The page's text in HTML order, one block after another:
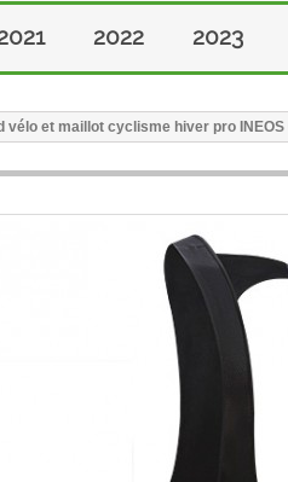
2022 2023
vélo et maillot cyclisme hiver pro INEOS